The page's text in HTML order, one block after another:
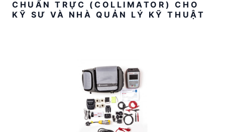
CHUẨN TRỰC (COLLIMATOR) CHO
KỸ SƯ VÀ NHÀ QUẢN LÝ KỸ THUẬT